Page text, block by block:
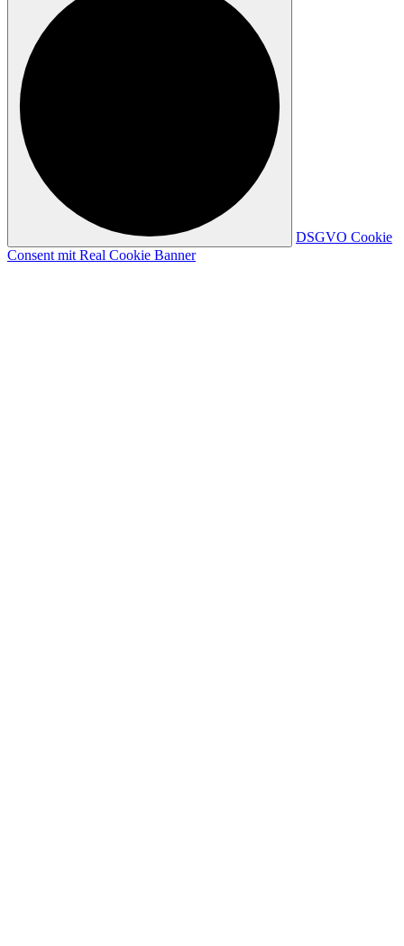
DSGVO Cookie
Consent mit Real Cookie Banner